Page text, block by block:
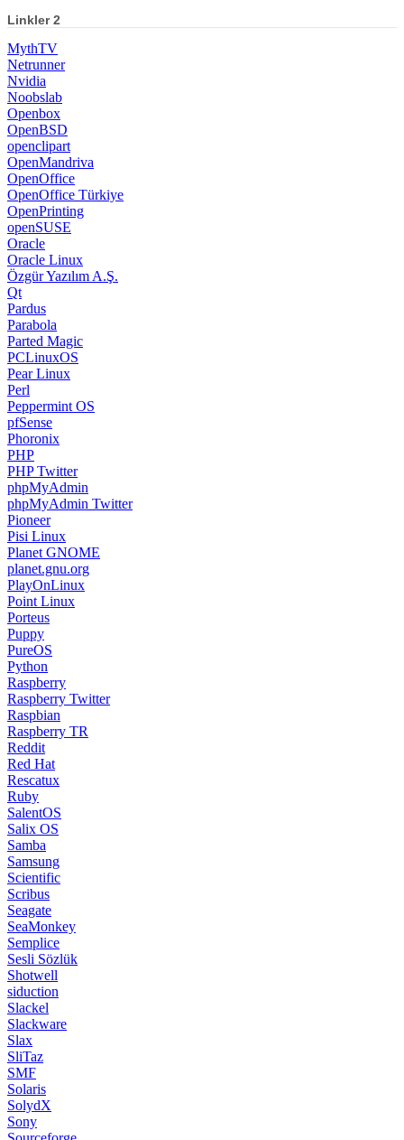
Linkler 2
MythTV
Netrunner
Nvidia
Noobslab
Openbox
OpenBSD
openclipart
OpenMandriva
OpenOffice
OpenOffice Türkiye
OpenPrinting
openSUSE
Oracle
Oracle Linux
Özgür Yazılım A.Ş.
Qt
Pardus
Parabola
Parted Magic
PCLinuxOS
Pear Linux
Perl
Peppermint OS
pfSense
Phoronix
PHP
PHP Twitter
phpMyAdmin
phpMyAdmin Twitter
Pioneer
Pisi Linux
Planet GNOME
planet.gnu.org
PlayOnLinux
Point Linux
Porteus
Puppy
PureOS
Python
Raspberry
Raspberry Twitter
Raspbian
Raspberry TR
Reddit
Red Hat
Rescatux
Ruby
SalentOS
Salix OS
Samba
Samsung
Scientific
Scribus
Seagate
SeaMonkey
Semplice
Sesli Sözlük
Shotwell
siduction
Slackel
Slackware
Slax
SliTaz
SMF
Solaris
SolydX
Sony